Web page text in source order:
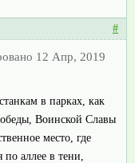
#
12 Апр, 2019
в парках, как
Воинской Славы
место, где
аллее в тени,